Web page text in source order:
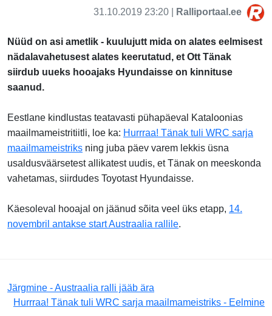
31.10.2019 23:20 | Ralliportaal.ee
Nüüd on asi ametlik - kuulujutt mida on alates eelmisest
nädalavahetusest alates keerutatud, et Ott Tänak
siirdub uueks hooajaks Hyundaisse on kinnituse
saanud.
Eestlane kindlustas teatavasti pühapäeval Kataloonias
maailmameistritiitli, loe ka: Hurrraa! Tänak tuli WRC sarja
maailmameistriks ning juba päev varem lekkis üsna
usaldusväärsetest allikatest uudis, et Tänak on meeskonda
vahetamas, siirdudes Toyotast Hyundaisse.
Käesoleval hooajal on jäänud sõita veel üks etapp, 14.
novembril antakse start Austraalia rallile.
Järgmine - Austraalia ralli jääb ära
Hurrraa! Tänak tuli WRC sarja maailmameistriks - Eelmine